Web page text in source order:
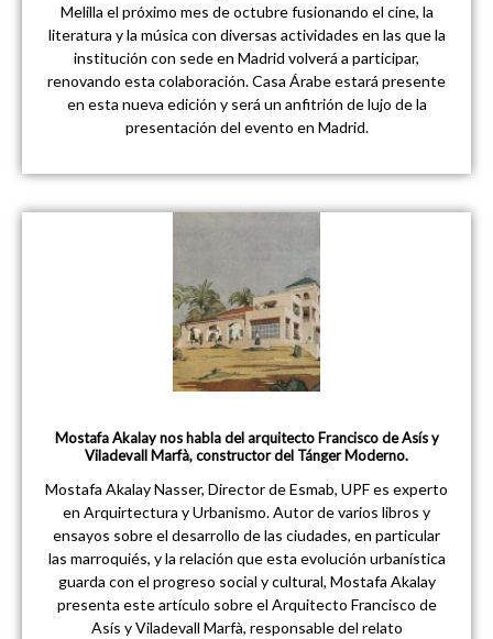
Melilla el próximo mes de octubre fusionando el cine, la
literatura y la música con diversas actividades en las que la
institución con sede en Madrid volverá a participar,
renovando esta colaboración. Casa Árabe estará presente
en esta nueva edición y será un anfitrión de lujo de la
presentación del evento en Madrid.
Mostafa Akalay nos habla del arquitecto Francisco de Asís y
Viladevall Marfà, constructor del Tánger Moderno.
Mostafa Akalay Nasser, Director de Esmab, UPF es experto
en Arquirtectura y Urbanismo. Autor de varios libros y
ensayos sobre el desarrollo de las ciudades, en particular
las marroquiés, y la relación que esta evolución urbanística
guarda con el progreso social y cultural, Mostafa Akalay
presenta este artículo sobre el Arquitecto Francisco de
Asís y Viladevall Marfà, responsable del relato